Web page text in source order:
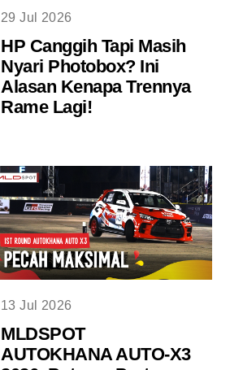
29 Jul 2026
HP Canggih Tapi Masih
Nyari Photobox? Ini
Alasan Kenapa Trennya
Rame Lagi!
13 Jul 2026
MLDSPOT
AUTOKHANA AUTO-X3